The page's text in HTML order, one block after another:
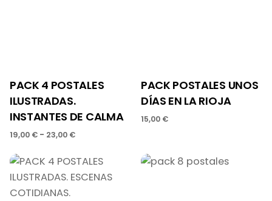
PACK 4 POSTALES
ILUSTRADAS.
INSTANTES DE CALMA
19,00 € - 23,00 €Rango
precios:
desde
PACK POSTALES UNOS
DÍAS EN LA RIOJA
15,00 €